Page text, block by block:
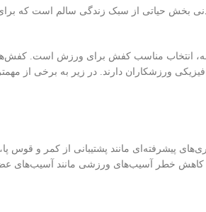
بدنی بخش حیاتی از سبک زندگی سالم است که
انتخاب مناسب کفش برای ورزش است.
ورزشکاران دارند. در زیر به برخی از
پیشرفته‌ای مانند پشتیبانی از کمر و قوس
خطر آسیب‌های ورزشی مانند آسیب‌های